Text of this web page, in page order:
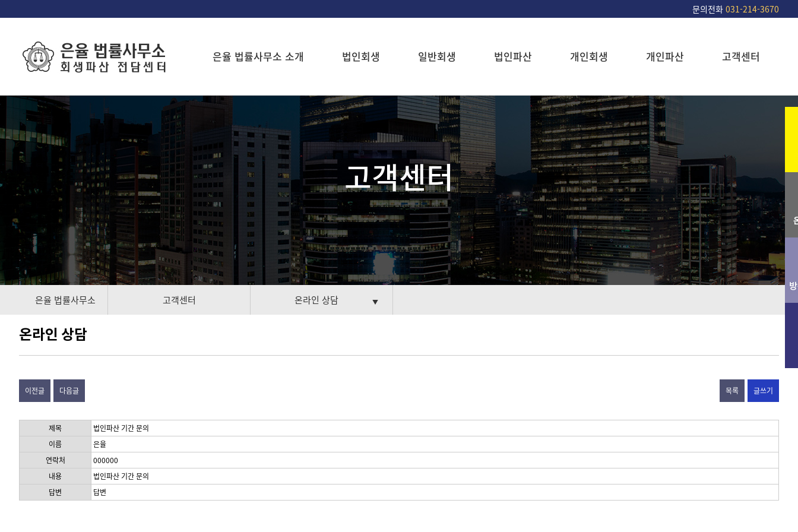
문의전화 031-214-3670
은율 법률사무소 소개 법인회생 일반회생 법인파산 개인회생 개인파산 고객센터
고객센터
은율 법률사무소 고객센터 온라인 상담 ▼
온라인 상담
이전글 다음글 목록 글쓰기
제목
법인파산 기간 문의
이름
은율
연락처
000000
내용
법인파산 기간 문의
답변
답변